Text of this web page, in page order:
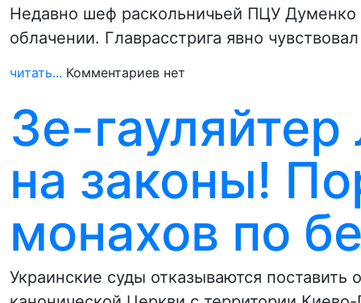
Недавно шеф раскольничьей ПЦУ Думенко
облачении. Главрасстрига явно
читать... Комментариев нет
Зе-
на законы!
монахов по
Украинские суды отказываются